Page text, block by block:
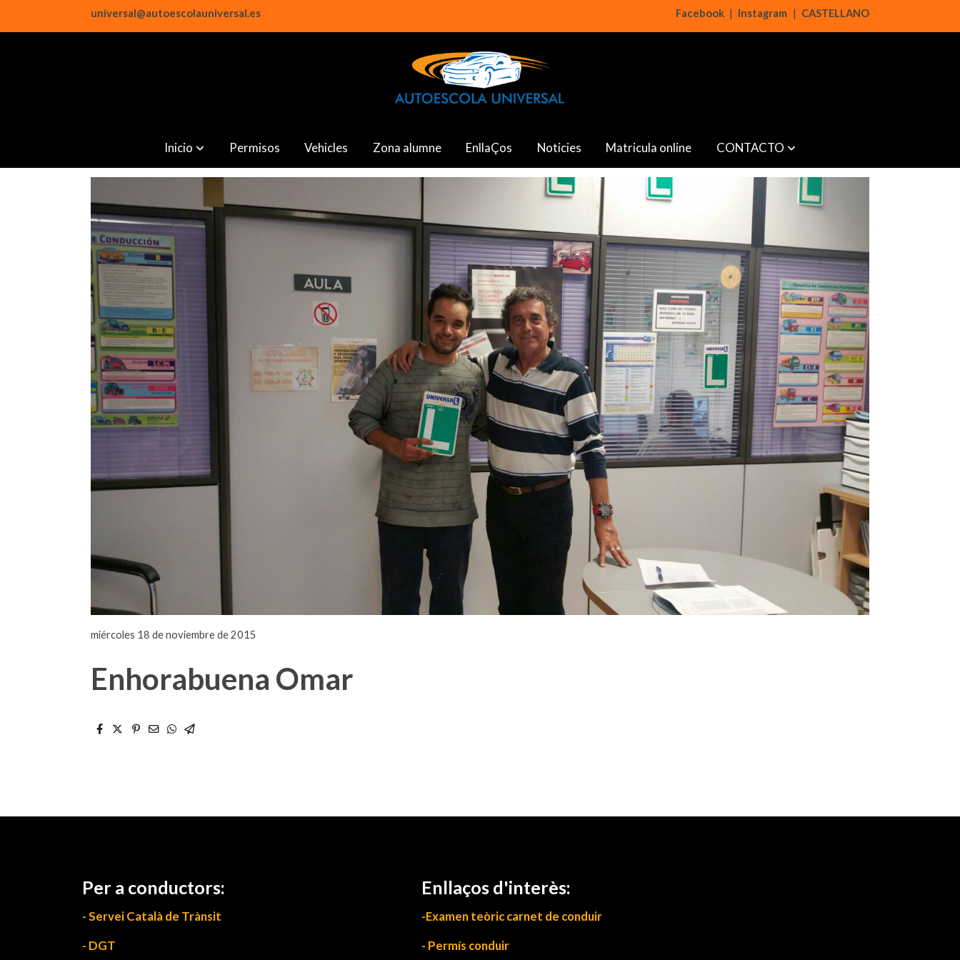
universal@autoescolauniversal.es Facebook | Instagram | CASTELLANO
Inicio Permisos Vehicles Zona alumne EnllaÇos Noticies Matricula online CONTACTO
miércoles 18 de noviembre de 2015
Enhorabuena Omar
Per a conductors:
- Servei Català de Trànsit
- DGT
Enllaços d'interès:
-Examen teòric carnet de conduir
- Permís conduir